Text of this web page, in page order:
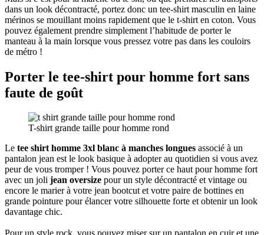
dans un look décontracté, portez donc un tee-shirt masculin en laine
mérinos se mouillant moins rapidement que le t-shirt en coton. Vous
pouvez également prendre simplement l’habitude de porter le
manteau à la main lorsque vous pressez votre pas dans les couloirs
de métro !
Porter le tee-shirt pour homme fort sans
faute de goût
T-shirt grande taille pour homme rond
Le tee shirt homme 3xl blanc à manches longues associé à un
pantalon jean est le look basique à adopter au quotidien si vous avez
peur de vous tromper ! Vous pouvez porter ce haut pour homme fort
avec un joli jean oversize pour un style décontracté et vintage ou
encore le marier à votre jean bootcut et votre paire de bottines en
grande pointure pour élancer votre silhouette forte et obtenir un look
davantage chic.